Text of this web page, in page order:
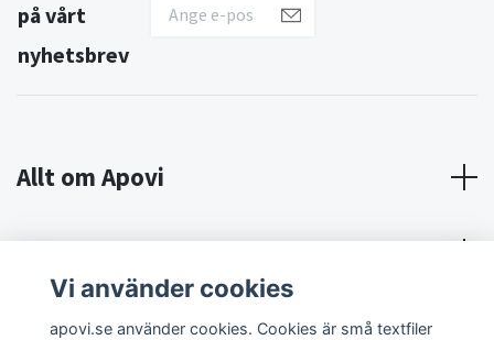
på vårt
nyhetsbrev
Allt om Apovi
Om Apovi
Sociala medier
Vi använder cookies
apovi.se använder cookies. Cookies är små textfiler